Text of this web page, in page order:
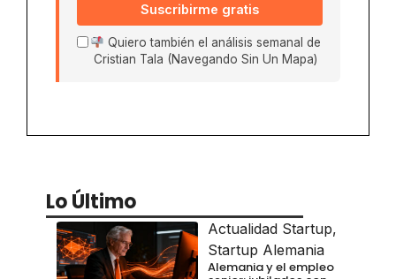
Suscribirme gratis
Quiero también el análisis semanal de
Cristian Tala (Navegando Sin Un Mapa)
Lo Último
Actualidad Startup,
Startup Alemania
Alemania y el empleo